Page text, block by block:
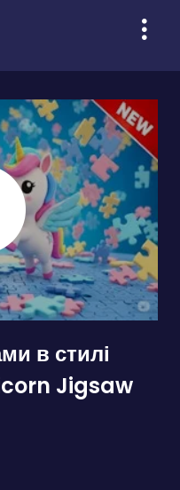
в стилі
Jigsaw